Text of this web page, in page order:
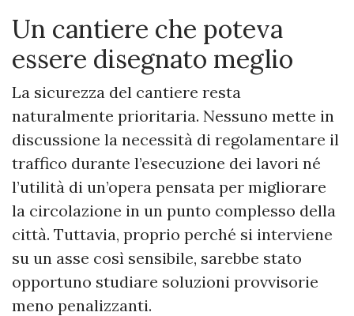
Un cantiere che poteva
essere disegnato meglio
La sicurezza del cantiere resta
naturalmente prioritaria. Nessuno mette in
discussione la necessità di regolamentare il
traffico durante l’esecuzione dei lavori né
l’utilità di un’opera pensata per migliorare
la circolazione in un punto complesso della
città. Tuttavia, proprio perché si interviene
su un asse così sensibile, sarebbe stato
opportuno studiare soluzioni provvisorie
meno penalizzanti.